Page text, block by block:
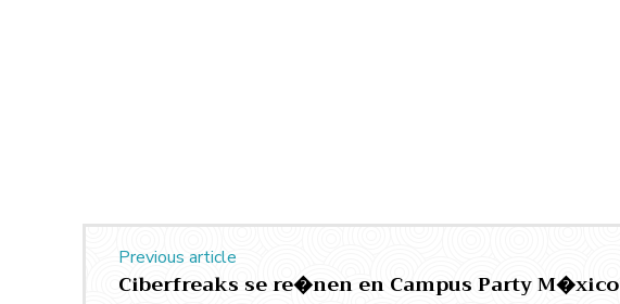
Previous article
Ciberfreaks se re�nen en Campus Party M�xico